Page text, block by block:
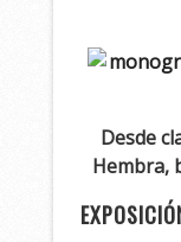
Desde
Hembra,